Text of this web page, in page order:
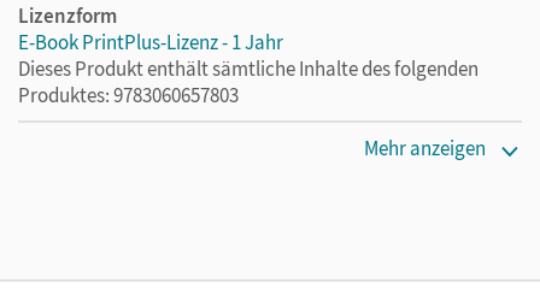
Lizenzform
E-Book PrintPlus-Lizenz - 1 Jahr
Dieses Produkt enthält sämtliche Inhalte des folgenden
Produktes: 9783060657803
ein Jahr lang ergänzend zum Print-Titel nutzen möchten.
Mehr anzeigen